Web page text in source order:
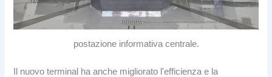
postazione informativa centrale.
Il nuovo terminal ha anche migliorato l'efficienza e la